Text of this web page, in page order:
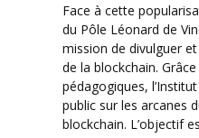
Face à cette
du Pôle Léonard de
mission de divulguer
de la blockchain.
pédagogiques,
public sur les arcanes
blockchain. L’objectif